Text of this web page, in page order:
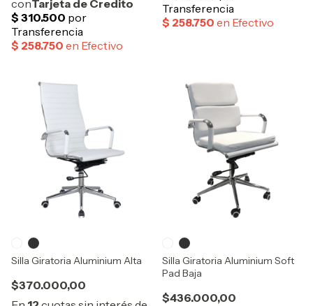
Silla Giratoria Aluminium Alta
$370.000,00
Silla Giratoria Aluminium Soft
Pad Baja
$436.000,00